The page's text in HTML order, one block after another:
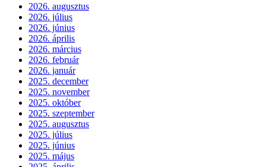
2026. augusztus
2026. július
2026. június
2026. április
2026. március
2026. február
2026. január
2025. december
2025. november
2025. október
2025. szeptember
2025. augusztus
2025. július
2025. június
2025. május